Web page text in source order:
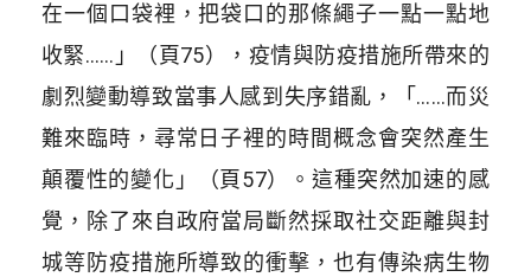
在一個口袋裡，把袋口的那條繩子一點一點地
收緊……」（頁75），疫情與防疫措施所帶來的
劇烈變動導致當事人感到失序錯亂，「……而災
難來臨時，尋常日子裡的時間概念會突然產生
顛覆性的變化」（頁57）。這種突然加速的感
覺，除了來自政府當局斷然採取社交距離與封
城等防疫措施所導致的衝擊，也有傳染病生物